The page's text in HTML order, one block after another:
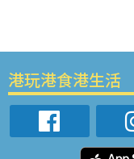
港玩港食港生活